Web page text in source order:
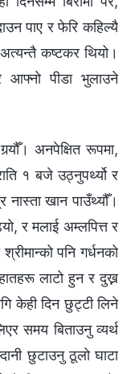
पाए र फेरि कहिल्यै
कष्टकर थियो।
आफ्नो पीडा भुलाउने
अनपेक्षित रूपमा,
१ बजे उठ्नुपर्थ्यो र
नास्ता खान पाउँथ्यौँ।
र मलाई अम्लपित्त र
पनि गर्धनको
लाटो हुन र दुख्न
केही दिन छुट्टी लिने
समय बिताउनु व्यर्थ
छुटाउनु ठूलो घाटा